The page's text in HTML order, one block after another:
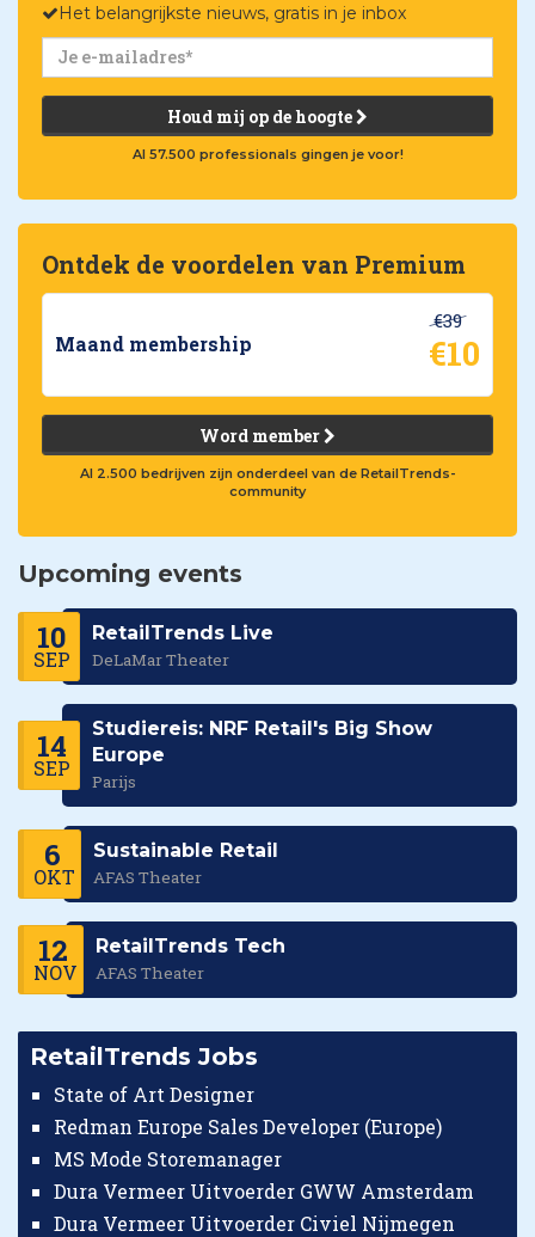
Het belangrijkste nieuws, gratis in je inbox
Houd mij op de hoogte
Al 57.500 professionals gingen je voor!
Ontdek de voordelen van Premium
Maand membership
€39
€10
Word member
Al 2.500 bedrijven zijn onderdeel van de RetailTrends-
community
Upcoming events
10
SEP
RetailTrends Live
DeLaMar Theater
14
SEP
Studiereis: NRF Retail's Big Show
Europe
Parijs
6
OKT
Sustainable Retail
AFAS Theater
12
NOV
RetailTrends Tech
AFAS Theater
RetailTrends Jobs
State of Art Designer
Redman Europe Sales Developer (Europe)
MS Mode Storemanager
Dura Vermeer Uitvoerder GWW Amsterdam
Dura Vermeer Uitvoerder Civiel Nijmegen